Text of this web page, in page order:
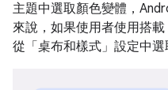
主題中選取顏色變體，
來說，如果使用者使用搭
從「桌布和樣式」 設定中選